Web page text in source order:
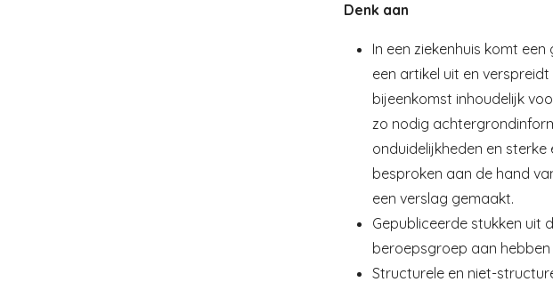
Denk aan
In een ziekenhuis komt
een artikel uit en
bijeenkomst inhoudelijk
zo nodig
onduidelijkheden en
besproken aan de hand
een verslag gemaakt.
Gepubliceerde stukken uit
beroepsgroep aan
Structurele en niet-